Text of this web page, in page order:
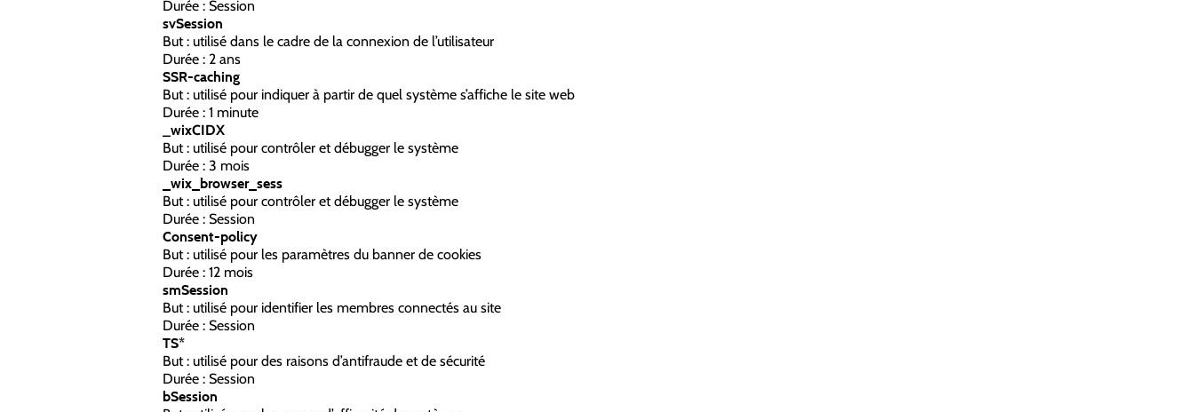
Durée : Session
svSession
But : utilisé dans le cadre de la connexion de l’utilisateur
Durée : 2 ans
SSR-caching
But : utilisé pour indiquer à partir de quel système s’affiche le site web
Durée : 1 minute
_wixCIDX
But : utilisé pour contrôler et débugger le système
Durée : 3 mois
_wix_browser_sess
But : utilisé pour contrôler et débugger le système
Durée : Session
Consent-policy
But : utilisé pour les paramètres du banner de cookies
Durée : 12 mois
smSession
But : utilisé pour identifier les membres connectés au site
Durée : Session
TS*
But : utilisé pour des raisons d’antifraude et de sécurité
Durée : Session
bSession